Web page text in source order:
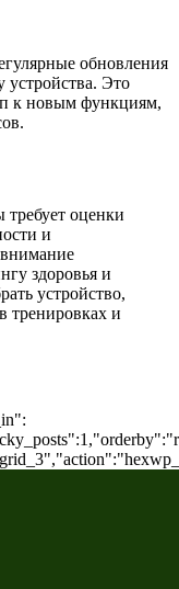
обновления
устройства. Это
к новым функциям,
оценки
и
здоровья и
устройство,
тренировках и